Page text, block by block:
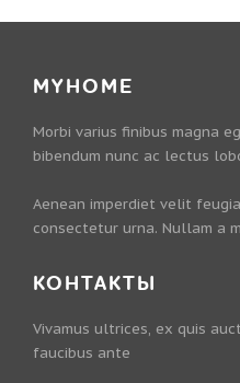
MYHOME
Morbi varius finibus magna
bibendum nunc ac lectus
Aenean imperdiet velit
consectetur urna. Nullam a
КОНТАКТЫ
Vivamus ultrices, ex quis
faucibus ante